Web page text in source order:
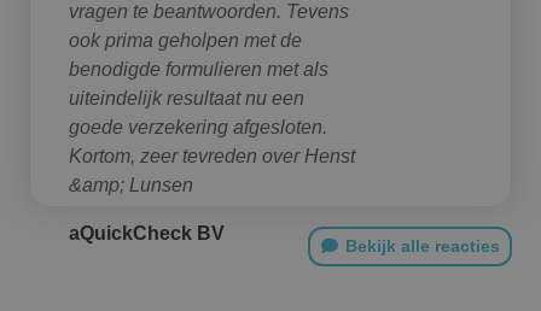
vragen te beantwoorden. Tevens
ook prima geholpen met de
benodigde formulieren met als
uiteindelijk resultaat nu een
goede verzekering afgesloten.
Kortom, zeer tevreden over Henst
&amp; Lunsen
aQuickCheck BV
Bekijk alle reacties